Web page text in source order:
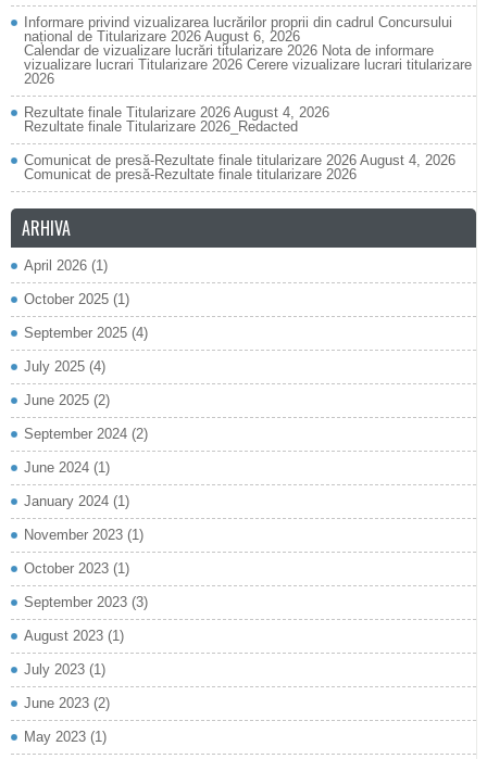
Informare privind vizualizarea lucrărilor proprii din cadrul Concursului
național de Titularizare 2026 August 6, 2026
Calendar de vizualizare lucrări titularizare 2026 Nota de informare
vizualizare lucrari Titularizare 2026 Cerere vizualizare lucrari titularizare
2026
Rezultate finale Titularizare 2026 August 4, 2026
Rezultate finale Titularizare 2026_Redacted
Comunicat de presă-Rezultate finale titularizare 2026 August 4, 2026
Comunicat de presă-Rezultate finale titularizare 2026
ARHIVA
April 2026 (1)
October 2025 (1)
September 2025 (4)
July 2025 (4)
June 2025 (2)
September 2024 (2)
June 2024 (1)
January 2024 (1)
November 2023 (1)
October 2023 (1)
September 2023 (3)
August 2023 (1)
July 2023 (1)
June 2023 (2)
May 2023 (1)